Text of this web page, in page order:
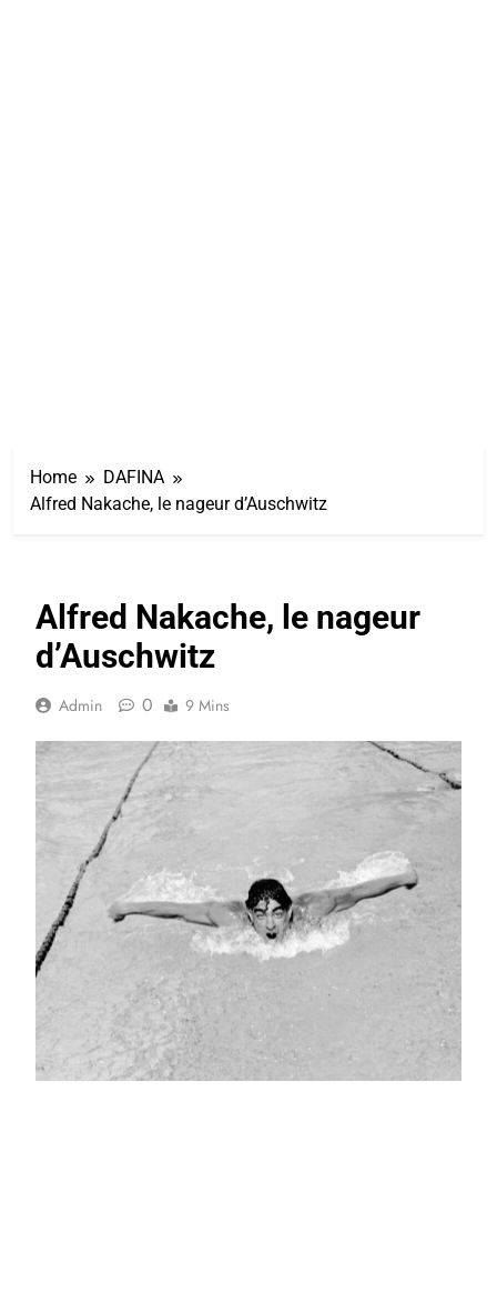
Home
DAFINA
Alfred Nakache, le nageur d’Auschwitz
Alfred Nakache, le nageur
d’Auschwitz
Admin 0 9 Mins